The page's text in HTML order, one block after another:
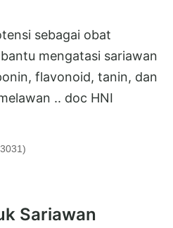
sebagai obat
mengatasi sariawan
flavonoid, tanin, dan
.. doc HNI
Sariawan